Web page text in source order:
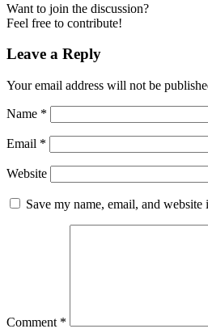
Want to join the discussion?
Feel free to contribute!
Leave a Reply
Your email address will not be
Name *
Email *
Website
Save my name, email, and
Comment *